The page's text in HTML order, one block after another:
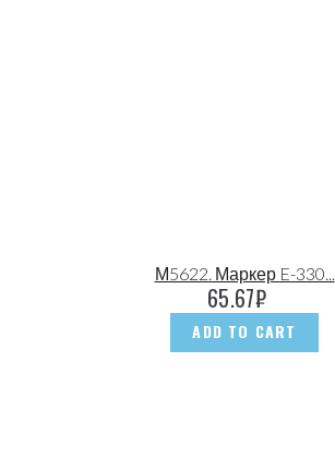
М5622. Маркер E-330...
65.67₽
ADD TO CART